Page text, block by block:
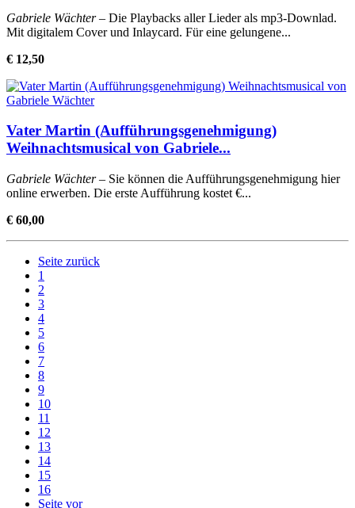
Gabriele Wächter– Die Playbacks aller Lieder als mp3-Downlad.
Mit digitalem Cover und Inlaycard. Für eine gelungene...
€ 12,50
Vater Martin (Aufführungsgenehmigung)
Weihnachtsmusical von Gabriele...
Gabriele Wächter– Sie können die Aufführungsgenehmigung hier
online erwerben. Die erste Aufführung kostet €...
€ 60,00
Seite zurück
1
2
3
4
5
6
7
8
9
10
11
12
13
14
15
16
Seite vor